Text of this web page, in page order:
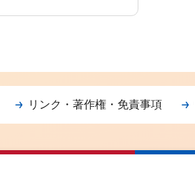
リンク・著作権・免責事項